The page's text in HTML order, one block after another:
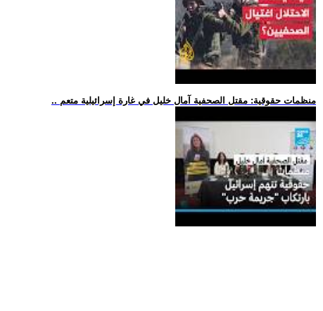
.. منظمات حقوقية: مقتل الصحفية آمال خليل في غارة إسرائيلية متعم